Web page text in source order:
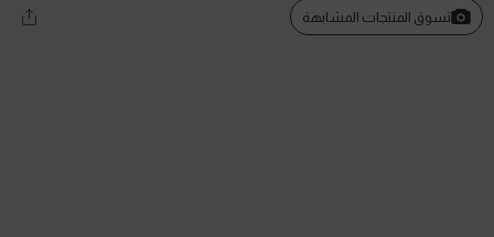
تسوق المنتجات المشابهة